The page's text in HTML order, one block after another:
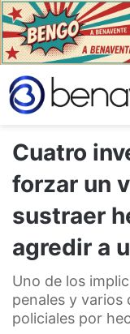
Cuatro
forzar un
sustraer
agredir a
Uno de los
penales y varios
policiales por